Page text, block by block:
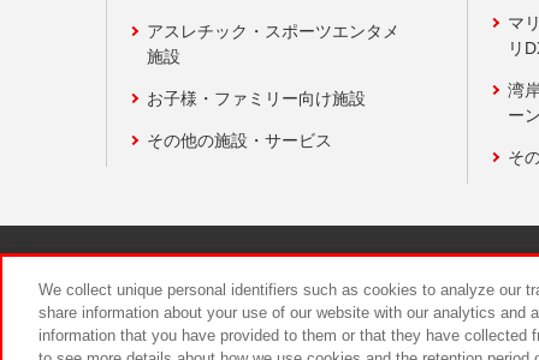
アスレチック・スポーツエンタメ
施設
お子様・ファミリー向け施設
その他の施設・サービス
マ
リ
湾
ー
そ
食品のご
We collect unique personal identifiers such as cookies to analyze our
share information about your use of our website with our analytics and
information that you have provided to them or that they have